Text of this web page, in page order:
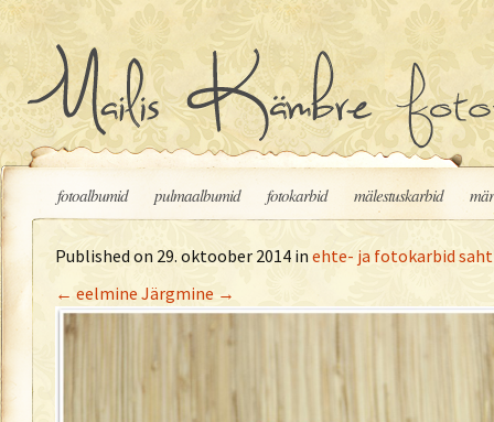
Liigu sisu juurde
fotoalbumid pulmaalbumid fotokarbid mälestuskarbid
Published on 29. oktoober 2014 in ehte- ja fotokarbid
← eelmineJärgmine →